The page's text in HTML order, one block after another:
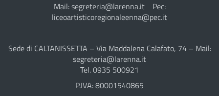
Mail: segreteria@larenna.it Pec:
liceoartisticoregionaleenna@pec.it
Sede di CALTANISSETTA – Via Maddalena Calafato, 74 – Mail:
segreteria@larenna.it
Tel. 0935 500921
P.IVA: 80001540865